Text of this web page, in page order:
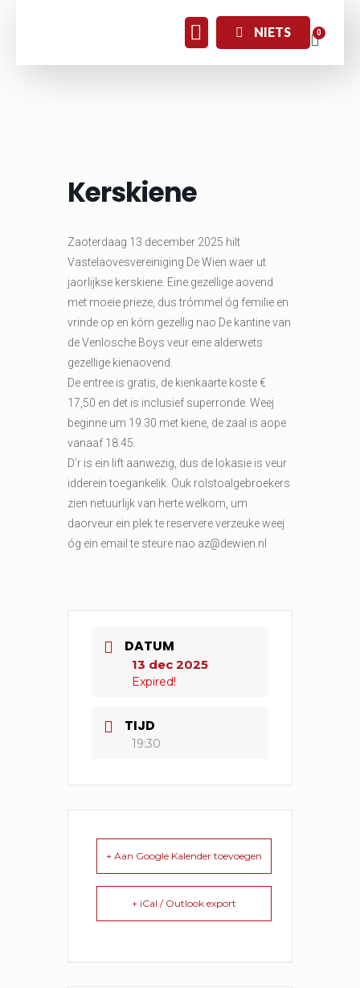
NIETS
Kerskiene
Zaoterdaag 13 december 2025 hilt
Vastelaovesvereiniging De Wien waer ut
jaorlijkse kerskiene. Eine gezellige aovend
met moeie prieze, dus trómmel óg femilie en
vrinde op en kóm gezellig nao De kantine van
de Venlosche Boys veur eine alderwets
gezellige kienaovend.
De entree is gratis, de kienkaarte koste €
17,50 en det is inclusief superronde. Weej
beginne um 19.30 met kiene, de zaal is aope
vanaaf 18.45.
D’r is ein lift aanwezig, dus de lokasie is veur
idderein toegankelik. Ouk rolstoalgebroekers
zien netuurlijk van herte welkom, um
daorveur ein plek te reservere verzeuke weej
óg ein email te steure nao az@dewien.nl
DATUM
13 dec 2025
Expired!
TIJD
19:30
+ Aan Google Kalender toevoegen
+ iCal / Outlook export